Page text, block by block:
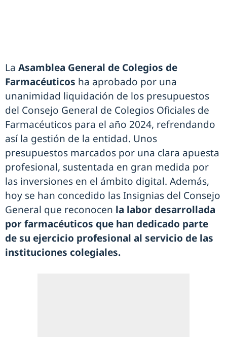
La Asamblea General de Colegios de
Farmacéuticos ha aprobado por una
unanimidad liquidación de los presupuestos
del Consejo General de Colegios Oficiales de
Farmacéuticos para el año 2024, refrendando
así la gestión de la entidad. Unos
presupuestos marcados por una clara apuesta
profesional, sustentada en gran medida por
las inversiones en el ámbito digital. Además,
hoy se han concedido las Insignias del Consejo
General que reconocen la labor desarrollada
por farmacéuticos que han dedicado parte
de su ejercicio profesional al servicio de las
instituciones colegiales.